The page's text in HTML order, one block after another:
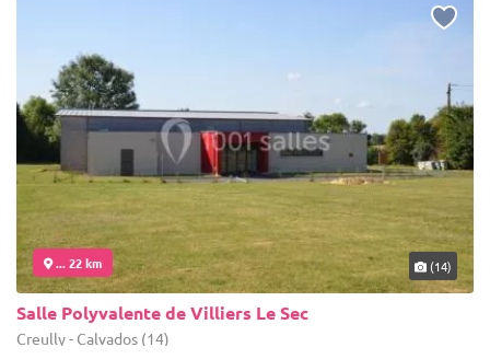
... 22 km (14)
Salle Polyvalente de Villiers Le Sec
Creully - Calvados (14)